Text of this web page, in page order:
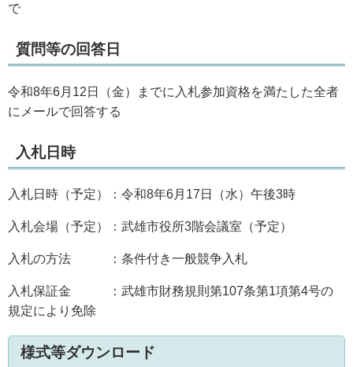
で
質問等の回答日
令和8年6月12日（金）までに入札参加資格を満たした全者
にメールで回答する
入札日時
入札日時（予定）：令和8年6月17日（水）午後3時
入札会場（予定）：武雄市役所3階会議室（予定）
入札の方法 ：条件付き一般競争入札
入札保証金 ：武雄市財務規則第107条第1項第4号の
規定により免除
様式等ダウンロード